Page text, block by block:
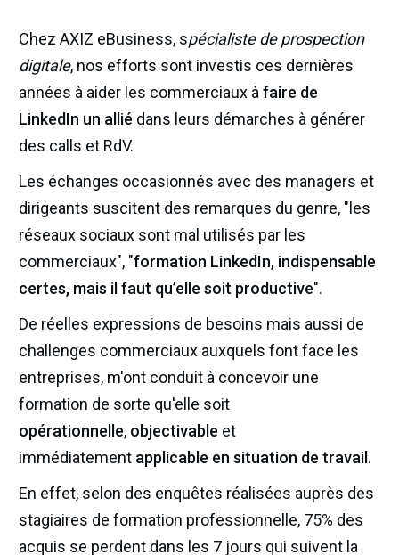
Chez AXIZ eBusiness, spécialiste de prospection
digitale, nos efforts sont investis ces dernières
années à aider les commerciaux àfaire de
LinkedIn un allié dans leurs démarches à générer
des calls et RdV.
Les échanges occasionnés avec des managers et
dirigeants suscitent des remarques du genre, "les
réseaux sociaux sont mal utilisés par les
commerciaux", "formation LinkedIn, indispensable
certes, mais il faut qu’elle soit productive".
De réelles expressions de besoins mais aussi de
challenges commerciaux auxquels font face les
entreprises, m'ont conduit à concevoir une
formation de sorte qu'elle soit
opérationnelle, objectivable et
immédiatement applicable en situation de travail .
En effet, selon des enquêtes réalisées auprès des
stagiaires de formation professionnelle, 75% des
acquis se perdent dans les 7 jours qui suivent la